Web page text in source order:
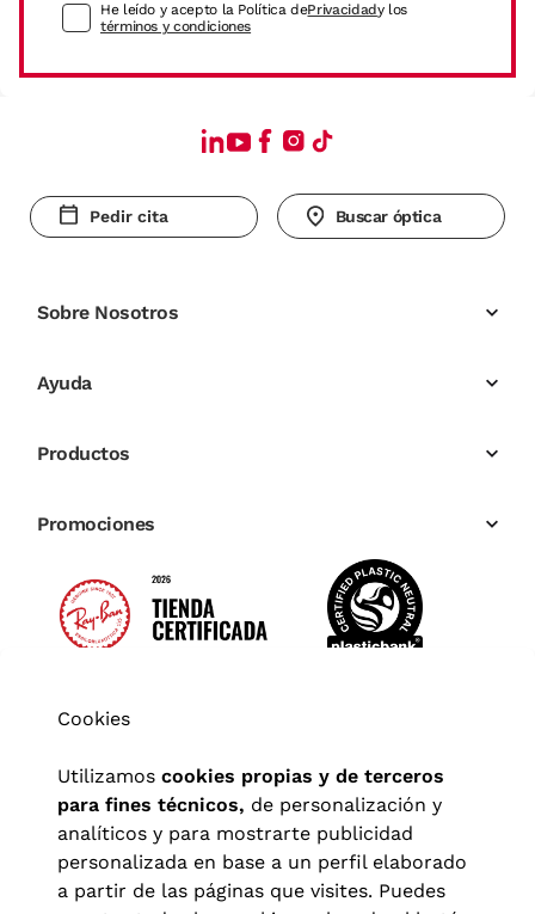
He leído y acepto la Política dePrivacidady los
términos y condiciones
Pedir cita Buscar óptica
Sobre Nosotros
Ayuda
Productos
Promociones
Cookies
Utilizamos cookies propias y de terceros
para fines técnicos, de personalización y
analíticos y para mostrarte publicidad
personalizada en base a un perfil elaborado
a partir de las páginas que visites. Puedes